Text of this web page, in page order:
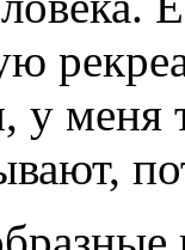
у меня